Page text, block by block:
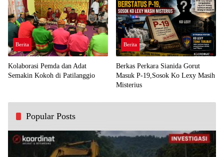
Berita
Kolaborasi Pemda dan Adat
Semakin Kokoh di Patilanggio
Berita
Berkas Perkara Sianida Gorut
Masuk P-19,Sosok Ko Lexy Masih
Misterius
Popular Posts